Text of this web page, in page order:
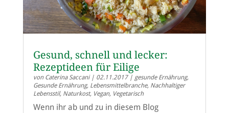
Gesund, schnell und lecker:
Rezeptideen für Eilige
von Caterina Saccani| 02.11.2017| gesunde Ernährung,
Gesunde Ernährung, Lebensmittelbranche, Nachhaltiger
Lebensstil, Naturkost, Vegan, Vegetarisch
Wenn ihr ab und zu in diesem Blog